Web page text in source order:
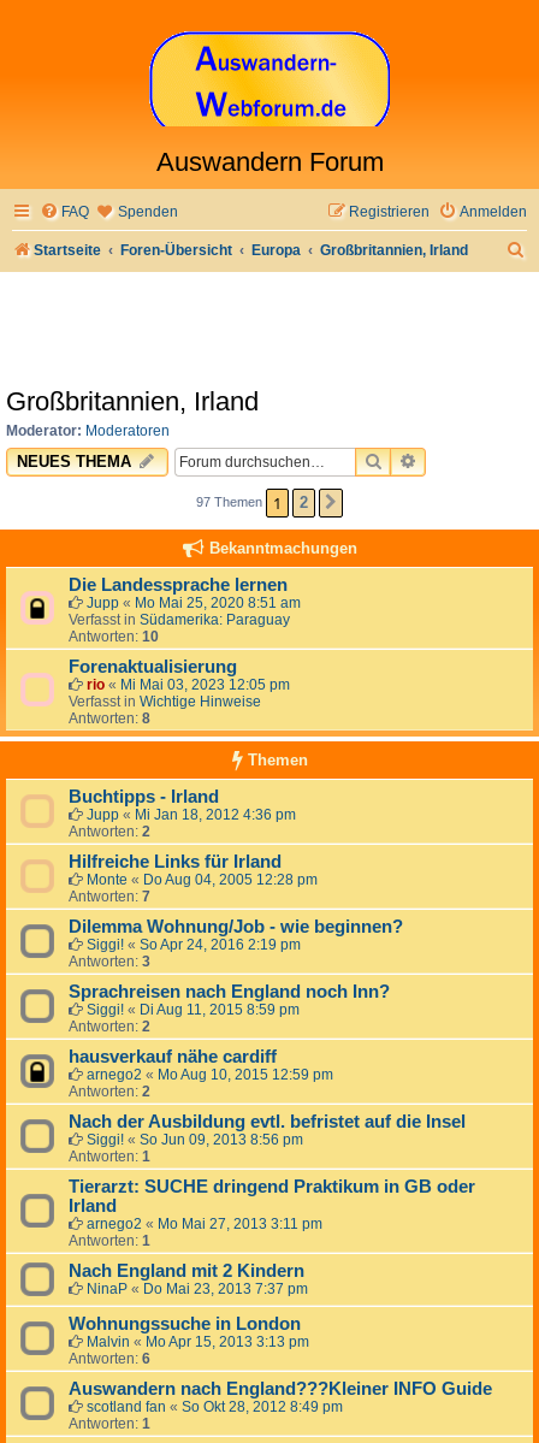
Auswandern Forum
FAQ Spenden Anmelden
Registrieren
Startseite Foren-Übersicht Europa Großbritannien, Irland
Großbritannien, Irland
Moderator: Moderatoren
NEUES THEMA SUCHEERWEITERTE
97 Themen 1 2
Bekanntmachungen
Die Landessprache lernen
Jupp « Mo Mai 25, 2020 8:51 am
Verfasst in Südamerika: Paraguay
Antworten: 10
Forenaktualisierung
rio « Mi Mai 03, 2023 12:05 pm
Verfasst in Wichtige Hinweise
Antworten: 8
Themen
Buchtipps - Irland
Jupp « Mi Jan 18, 2012 4:36 pm
Antworten: 2
Hilfreiche Links für Irland
Monte « Do Aug 04, 2005 12:28 pm
Antworten: 7
Dilemma Wohnung/Job - wie beginnen?
Siggi! « So Apr 24, 2016 2:19 pm
Antworten: 3
Sprachreisen nach England noch Inn?
Siggi! « Di Aug 11, 2015 8:59 pm
Antworten: 2
hausverkauf nähe cardiff
arnego2 « Mo Aug 10, 2015 12:59 pm
Antworten: 2
Nach der Ausbildung evtl. befristet auf die Insel
Siggi! « So Jun 09, 2013 8:56 pm
Antworten: 1
Tierarzt: SUCHE dringend Praktikum in GB oder
Irland
arnego2 « Mo Mai 27, 2013 3:11 pm
Antworten: 1
Nach England mit 2 Kindern
NinaP « Do Mai 23, 2013 7:37 pm
Wohnungssuche in London
Malvin « Mo Apr 15, 2013 3:13 pm
Antworten: 6
Auswandern nach England???Kleiner INFO Guide
scotland fan « So Okt 28, 2012 8:49 pm
Antworten: 1